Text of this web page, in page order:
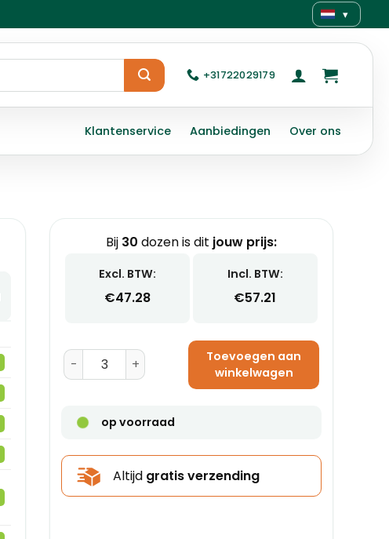
▾
+31722029179
Klantenservice Aanbiedingen Over ons
Bij 30 dozen is dit jouw prijs:
Excl. BTW:
€47.28
Incl. BTW:
€57.21
Amerikaanse Vouwdoos 350 x 270 x 140 - BC-Golf
Toevoegen aan
winkelwagen
op voorraad
Altijd gratis verzending